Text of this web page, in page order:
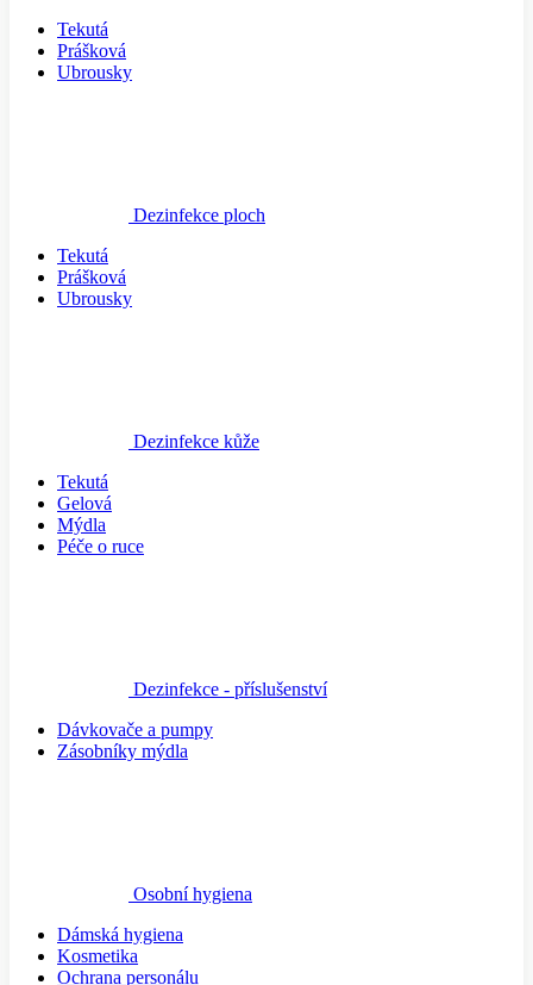
Tekutá
Prášková
Ubrousky
Dezinfekce ploch
Tekutá
Prášková
Ubrousky
Dezinfekce kůže
Tekutá
Gelová
Mýdla
Péče o ruce
Dezinfekce - příslušenství
Dávkovače a pumpy
Zásobníky mýdla
Osobní hygiena
Dámská hygiena
Kosmetika
Ochrana personálu